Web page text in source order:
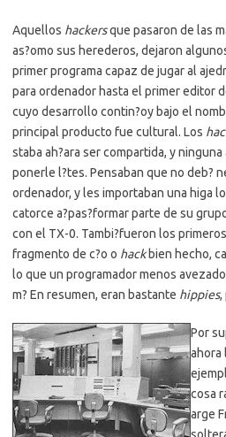
Aquellos hackersque pasaron de las
as?omo sus herederos, dejaron
primer programa capaz de jugar al
para ordenador hasta el primer editor
cuyo desarrollo contin?oy bajo el
principal producto fue cultural. Los
staba ah?ara ser compartida, y
ponerle l?tes. Pensaban que no deb?
ordenador, y les importaban una higa
catorce a?pas?formar parte de su
con el TX-0. Tambi?fueron los
fragmento de c?o o hackbien hecho,
lo que un programador menos
m? En resumen, eran bastante hippies,
Por
ahora
cosa
arge